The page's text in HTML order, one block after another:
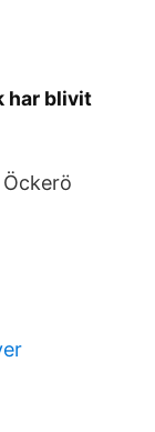
har blivit